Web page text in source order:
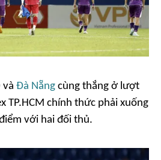
và Đà Nẵng cùng thắng ở lượt
TP.HCM chính thức phải xuống
với hai đối thủ.